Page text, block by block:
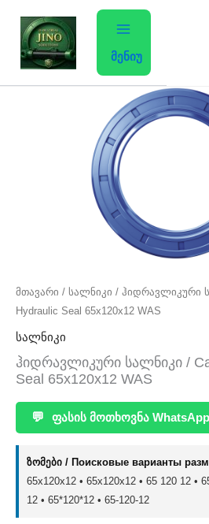
content
მენიუ
მთავარი / სალნიკი / ჰიდრავლიკური
Hydraulic Seal 65x120x12 WAS
სალნიკი
ჰიდრავლიკური სალნიკი /
Seal 65x120x12 WAS
💬 ფასის მოთხოვნა
ზომები / Поисковые варианты
65x120x12 • 65х120х12 • 65 120 12 •
12 • 65*120*12 • 65-120-12